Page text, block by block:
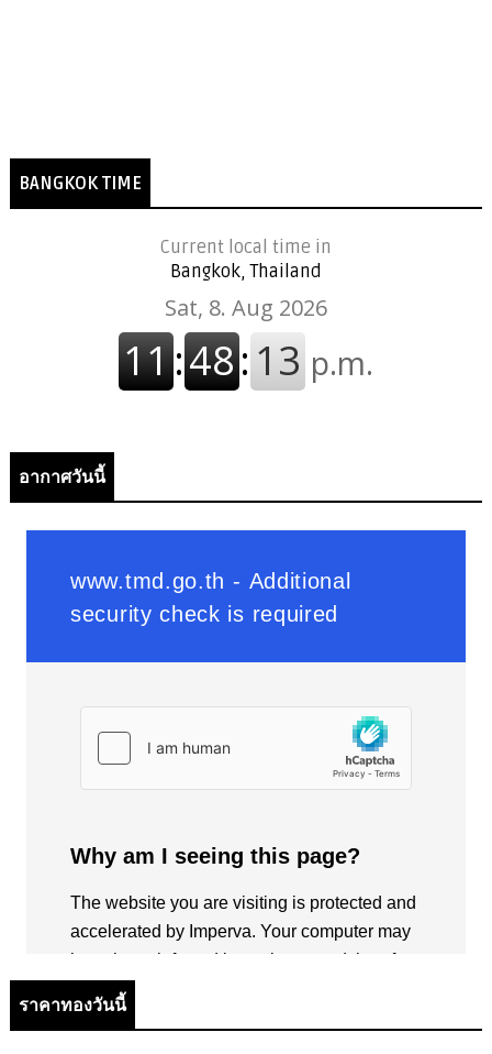
BANGKOK TIME
Current local time in
Bangkok, Thailand
อากาศวันนี้
ราคาทองวันนี้